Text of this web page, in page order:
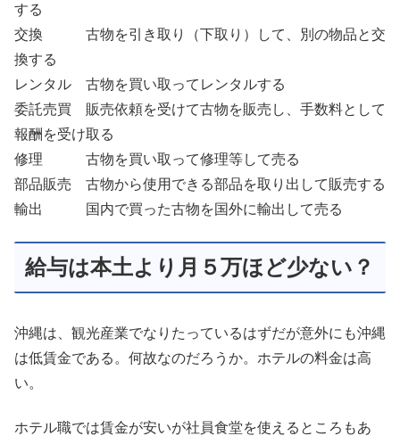
する
交換 古物を引き取り（下取り）して、別の物品と交
換する
レンタル 古物を買い取ってレンタルする
委託売買 販売依頼を受けて古物を販売し、手数料として
報酬を受け取る
修理 古物を買い取って修理等して売る
部品販売 古物から使用できる部品を取り出して販売する
輸出 国内で買った古物を国外に輸出して売る
給与は本土より月５万ほど少ない？
沖縄は、観光産業でなりたっているはずだが意外にも沖縄
は低賃金である。何故なのだろうか。ホテルの料金は高
い。
ホテル職では賃金が安いが社員食堂を使えるところもあ